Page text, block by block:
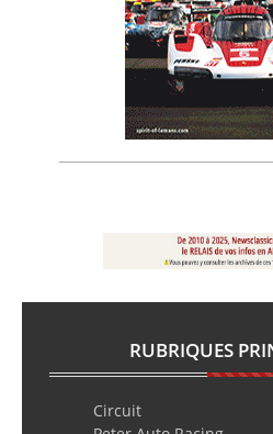
RUBRIQUES
Circuit